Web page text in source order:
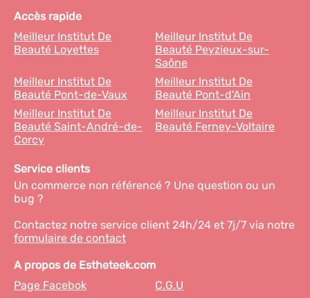
Accès rapide
Meilleur Institut De
Beauté Loyettes
Meilleur Institut De
Beauté Peyzieux-sur-
Saône
Meilleur Institut De
Beauté Pont-de-Vaux
Meilleur Institut De
Beauté Pont-d'Ain
Meilleur Institut De
Beauté Saint-André-de-
Corcy
Meilleur Institut De
Beauté Ferney-Voltaire
Service clients
Un commerce non référencé ? Une question ou un
bug ?
Contactez notre service client 24h/24 et 7j/7 via notre
formulaire de contact
A propos de Estheteek.com
Page Facebok
C.G.U